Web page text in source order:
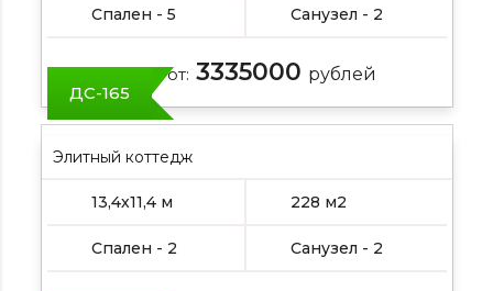
Спален - 5 Санузел - 2
Цена от: 3335000 рублей
ДС-165
Элитный коттедж
13,4х11,4 м 228 м2
Спален - 2 Санузел - 2